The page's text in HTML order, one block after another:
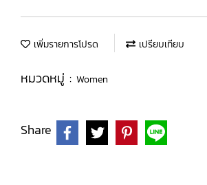
เพิ่มรายการโปรด เปรียบเทียบ
หมวดหมู่ : Women
Share